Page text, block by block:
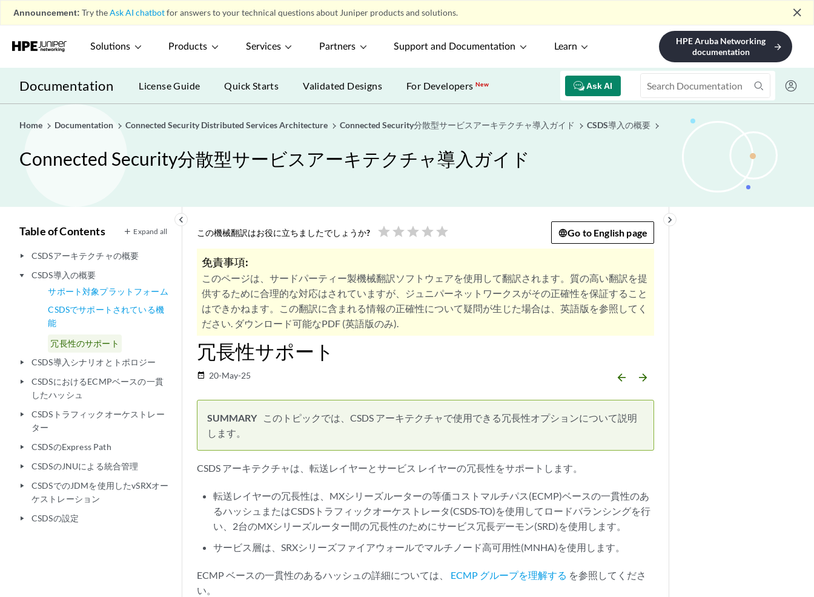
Announcement: Try theAsk AI chatbotfor answers to your technical questions about Juniper products and solutions. close
Solutions Products Services Partners Support and Documentation Learn
HPE Aruba Networking
documentation
arrow_forward
Documentation Ask AI
License Guide Quick Starts Validated Designs For DevelopersNew
Home Documentation Connected Security Distributed Services Architecture Connected Security分散型サービスアーキテクチャ導入ガイド CSDS導入の概要
Connected Security分散型サービスアーキテクチャ導入ガイド
keyboard_arrow_left
Table of Contents Expand all
play_arrow CSDSアーキテクチャの概要
play_arrow
CSDS導入の概要
サポート対象プラットフォーム
CSDSでサポートされている機
能
冗長性のサポート
play_arrow CSDS導入シナリオとトポロジー
play_arrow
CSDSにおけるECMPベースの一貫
したハッシュ
play_arrow
CSDSトラフィックオーケストレー
ター
play_arrow CSDSのExpress Path
play_arrow CSDSのJNUによる統合管理
play_arrow
CSDSでのJDMを使用したvSRXオー
ケストレーション
play_arrow CSDSの設定
keyboard_arrow_right
この機械翻訳はお役に立ちましたでしょうか? star star star star star Go to English page
免責事項:
このページは、サードパーティー製機械翻訳ソフトウェアを使用して翻訳されます。質の高い翻訳を提
供するために合理的な対応はされていますが、ジュニパーネットワークスがその正確性を保証すること
はできかねます。この翻訳に含まれる情報の正確性について疑問が生じた場合は、英語版を参照してく
ださい. ダウンロード可能なPDF (英語版のみ).
冗長性サポート
date_range 20-May-25 arrow_backward arrow_forward
このトピックでは、CSDS アーキテクチャで使用できる冗長性オプションについて説明
します。
CSDS アーキテクチャは、転送レイヤーとサービス レイヤーの冗長性をサポートします。
転送レイヤーの冗長性は、MXシリーズルーターの等価コストマルチパス(ECMP)ベースの一貫性のあ
るハッシュまたはCSDSトラフィックオーケストレータ(CSDS-TO)を使用してロードバランシングを行
い、2台のMXシリーズルーター間の冗長性のためにサービス冗長デーモン(SRD)を使用します。
サービス層は、SRXシリーズファイアウォールでマルチノード高可用性(MNHA)を使用します。
ECMP ベースの一貫性のあるハッシュの詳細については、 ECMP グループを理解する を参照してくださ
い。